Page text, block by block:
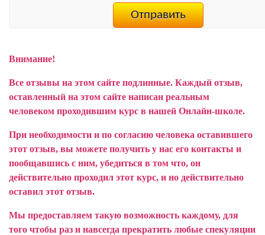
Внимание!
Все отзывы на этом сайте подлинные. Каждый отзыв,
оставленный на этом сайте написан реальным
человеком проходившим курс в нашей Онлайн-школе.
При необходимости и по согласию человека оставившего
этот отзыв, вы можете получить у нас его контакты и
пообщавшись с ним, убедиться в том что, он
действительно проходил этот курс, и но действительно
оставил этот отзыв.
Мы предоставляем такую возможность каждому, для
того чтобы раз и навсегда прекратить любые спекуляции